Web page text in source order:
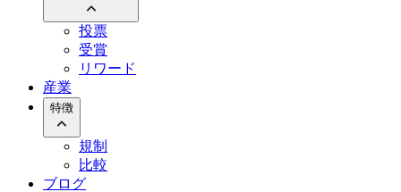
投票
受賞
リワード
産業
特徴
規制
比較
ブログ